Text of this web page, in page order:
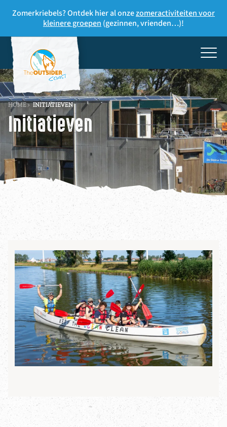
Zomerkriebels? Ontdek hier al onzezomeractiviteiten voor
kleinere groepen (gezinnen, vrienden…)!
HOME> INITIATIEVEN
Initiatieven